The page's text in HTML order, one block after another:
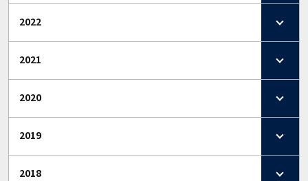
2022
2021
2020
2019
2018